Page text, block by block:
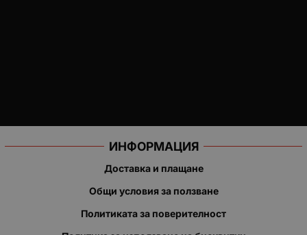
ИНФОРМАЦИЯ
Доставка и плащане
Общи условия за ползване
Политиката за поверителност